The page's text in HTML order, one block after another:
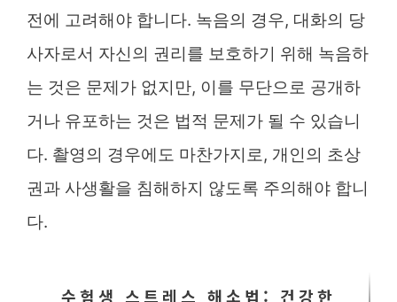
전에 고려해야 합니다. 녹음의 경우, 대화의 당
사자로서 자신의 권리를 보호하기 위해 녹음하
는 것은 문제가 없지만, 이를 무단으로 공개하
거나 유포하는 것은 법적 문제가 될 수 있습니
다. 촬영의 경우에도 마찬가지로, 개인의 초상
권과 사생활을 침해하지 않도록 주의해야 합니
다.
수험생 스트레스 해소법: 건강한